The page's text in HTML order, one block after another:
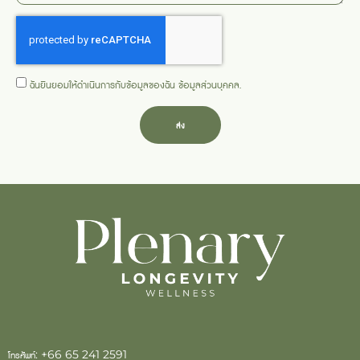
ฉันยินยอมให้ดำเนินการกับข้อมูลของฉัน ข้อมูลส่วนบุคคล.
ส่ง
โทรศัพท์: +66 65 241 2591